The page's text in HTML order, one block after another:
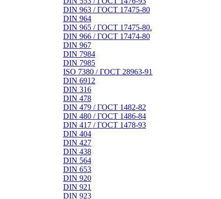
DIN 963 / ГОСТ 17475-80
DIN 964
DIN 965 / ГОСТ 17475-80.
DIN 966 / ГОСТ 17474-80
DIN 967
DIN 7984
DIN 7985
ISO 7380 / ГОСТ 28963-91
DIN 6912
DIN 316
DIN 478
DIN 479 / ГОСТ 1482-82
DIN 480 / ГОСТ 1486-84
DIN 417 / ГОСТ 1478-93
DIN 404
DIN 427
DIN 438
DIN 564
DIN 653
DIN 920
DIN 921
DIN 923